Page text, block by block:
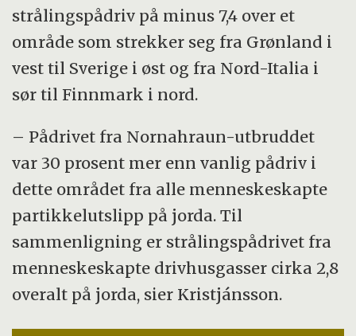
strålingspådriv på minus 7,4 over et
område som strekker seg fra Grønland i
vest til Sverige i øst og fra Nord-Italia i
sør til Finnmark i nord.
– Pådrivet fra Nornahraun-utbruddet
var 30 prosent mer enn vanlig pådriv i
dette området fra alle menneskeskapte
partikkelutslipp på jorda. Til
sammenligning er strålingspådrivet fra
menneskeskapte drivhusgasser cirka 2,8
overalt på jorda, sier Kristjánsson.